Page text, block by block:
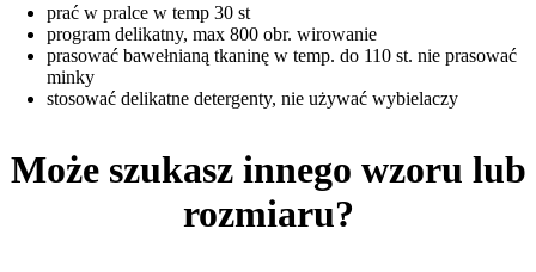
prać w pralce w temp 30 st
program delikatny, max 800 obr. wirowanie
prasować bawełnianą tkaninę w temp. do 110 st. nie prasować
minky
stosować delikatne detergenty, nie używać wybielaczy
Może szukasz innego wzoru lub
rozmiaru?